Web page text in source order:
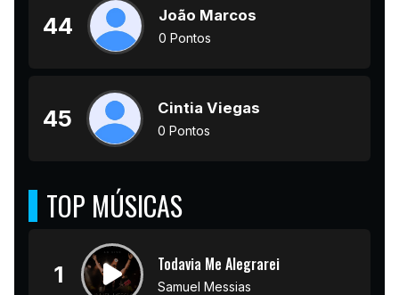
44 João Marcos
0 Pontos
45 Cintia Viegas
0 Pontos
TOP MÚSICAS
1 Todavia Me Alegrarei
Samuel Messias